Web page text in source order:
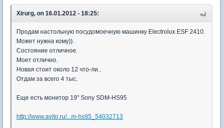
Xirurg, on 16.01.2012 - 18:25:
Продам настольную посудомоечную машинку Electrolux ESF 2410.
Может нужна кому)).
Состояние отличное.
Моет отлично.
Новая стоит около 12 что-ли..
Отдам за всего 4 тыс.
Еще есть монитор 19" Sony SDM-HS95
http://www.avito.ru/...m-hs95_54032713